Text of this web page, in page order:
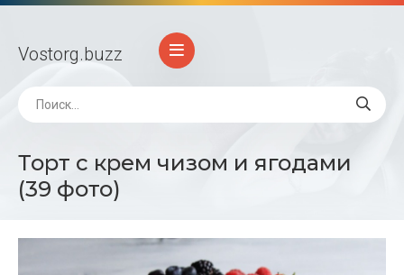
Vostorg.buzz
Торт с крем чизом и ягодами
(39 фото)